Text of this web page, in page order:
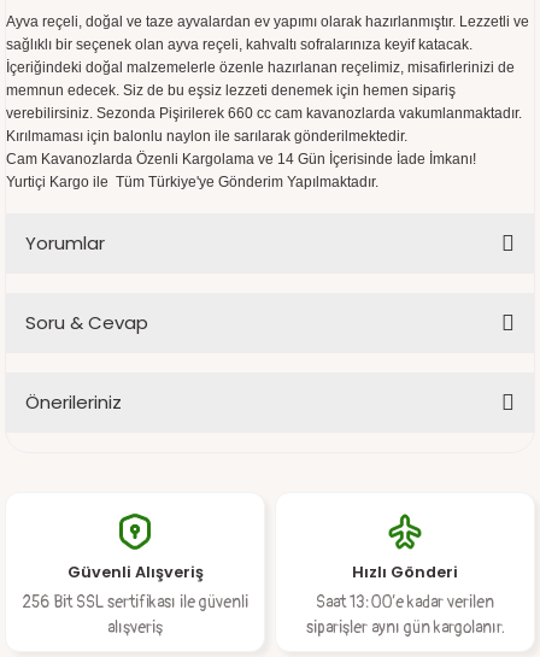
Ayva reçeli, doğal ve taze ayvalardan ev yapımı olarak hazırlanmıştır. Lezzetli ve
sağlıklı bir seçenek olan ayva reçeli, kahvaltı sofralarınıza keyif katacak.
İçeriğindeki doğal malzemelerle özenle hazırlanan reçelimiz, misafirlerinizi de
memnun edecek. Siz de bu eşsiz lezzeti denemek için hemen sipariş
verebilirsiniz. Sezonda Pişirilerek 660 cc cam kavanozlarda vakumlanmaktadır.
Kırılmaması için balonlu naylon ile sarılarak gönderilmektedir.
Cam Kavanozlarda Özenli Kargolama ve 14 Gün İçerisinde İade İmkanı!
Yurtiçi Kargo ile Tüm Türkiye'ye Gönderim Yapılmaktadır.
Yorumlar
Soru & Cevap
Önerileriniz
Görüş ve önerileriniz için teşekkür ederiz.
Ürün resmi kalitesiz, bozuk veya görüntülenemiyor.
Ürün açıklamasında eksik bilgiler bulunuyor.
Güvenli Alışveriş
256 Bit SSL sertifikası ile güvenli
alışveriş
Hızlı Gönderi
Saat 13:00’e kadar verilen
siparişler aynı gün kargolanır.